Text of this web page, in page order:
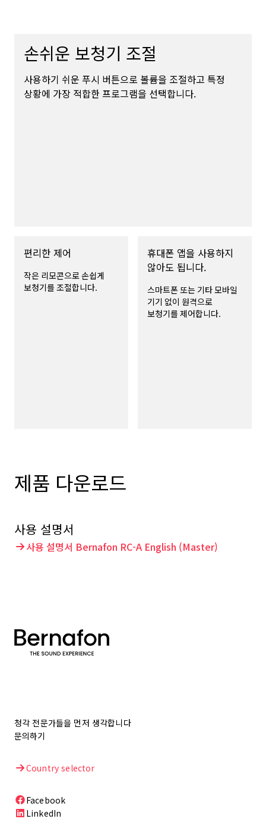
손쉬운 보청기 조절
사용하기 쉬운 푸시 버튼으로 볼륨을 조절하고 특정
상황에 가장 적합한 프로그램을 선택합니다.
편리한 제어
작은 리모콘으로 손쉽게
보청기를 조절합니다.
휴대폰 앱을 사용하지
않아도 됩니다.
스마트폰 또는 기타 모바일
기기 없이 원격으로
보청기를 제어합니다.
제품 다운로드
사용 설명서
사용 설명서 Bernafon RC-A English (Master)
청각 전문가들을 먼저 생각합니다
문의하기
Country selector
Facebook
LinkedIn